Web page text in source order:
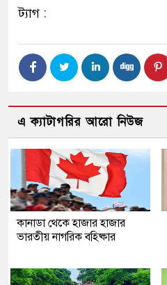
ট্যাগ :
এ ক্যাটাগরির আরো নিউজ
কানাডা থেকে হাজার হাজার
ভারতীয় নাগরিক বহিষ্কার